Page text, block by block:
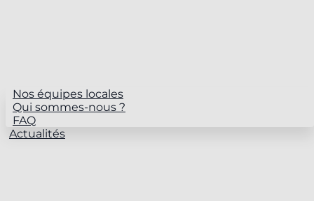
Nos équipes locales
Qui sommes-nous ?
FAQ
Actualités